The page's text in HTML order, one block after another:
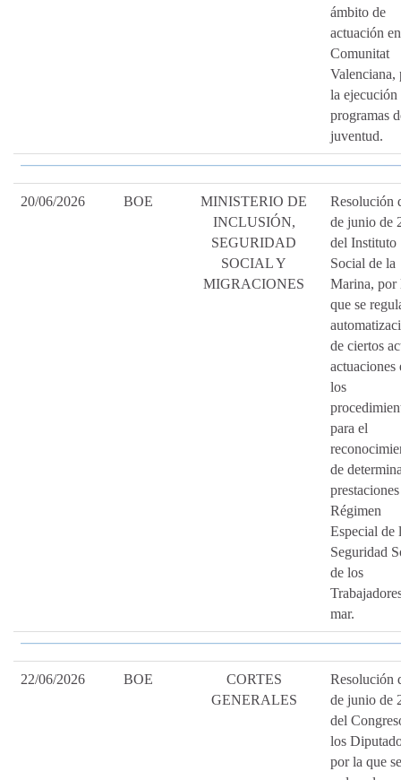
ámbito de
actuación
Comunitat
Valenciana,
la ejecución
programas
juventud.
20/06/2026 BOE
MINISTERIO DE
INCLUSIÓN,
SEGURIDAD
SOCIAL Y
MIGRACIONES
Resolución
de junio de
del Instituto
Social de la
Marina, por
que se
de ciertos
actuaciones
los
para el
de
Régimen
Especial de
Seguridad
de los
mar.
22/06/2026 BOE
CORTES
GENERALES
Resolución
de junio de
del
los
por la que se